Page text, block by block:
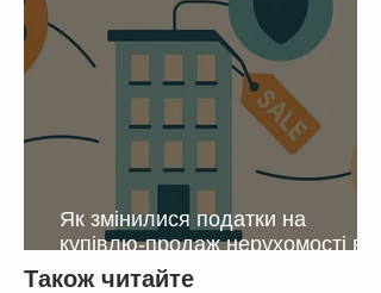
Як змінилися податки на
купівлю-продаж нерухомості в
Україні у 2025 році
Також читайте